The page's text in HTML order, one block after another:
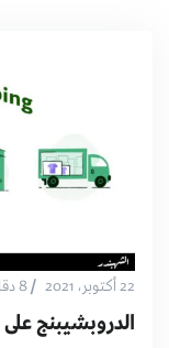
22 أكتوبر، 2021 /8 دقائق مده القراءة
الدروبشيبنج